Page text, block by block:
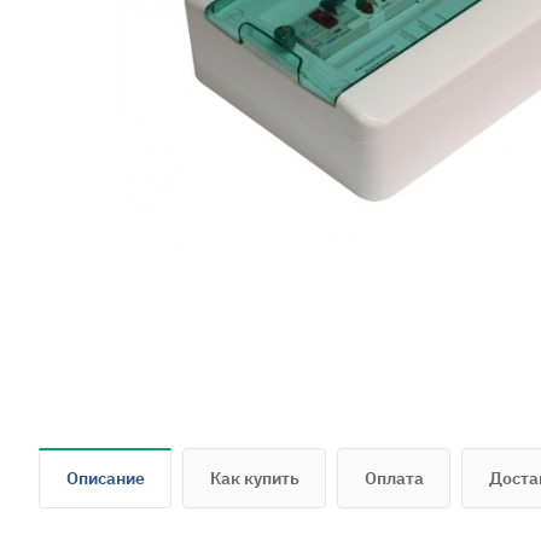
Описание Как купить Оплата